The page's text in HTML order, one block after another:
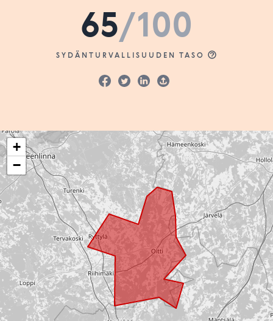
65/100
SYDÄNTURVALLISUUDEN TASO
+
−